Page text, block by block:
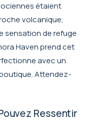
étaient
volcanique,
sensation de refuge
Haven prend cet
avec un
Attendez-
Ressentir